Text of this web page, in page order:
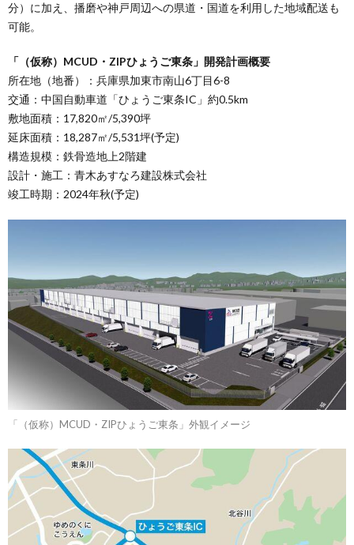
分）に加え、播磨や神戸周辺への県道・国道を利用した地域配送も
可能。
「（仮称）MCUD・ZIPひょうご東条」開発計画概要
所在地（地番）：兵庫県加東市南山6丁目6-8
交通：中国自動車道「ひょうご東条IC」約0.5km
敷地面積：17,820㎡/5,390坪
延床面積：18,287㎡/5,531坪(予定)
構造規模：鉄骨造地上2階建
設計・施工：青木あすなろ建設株式会社
竣工時期：2024年秋(予定)
「（仮称）MCUD・ZIPひょうご東条」外観イメージ